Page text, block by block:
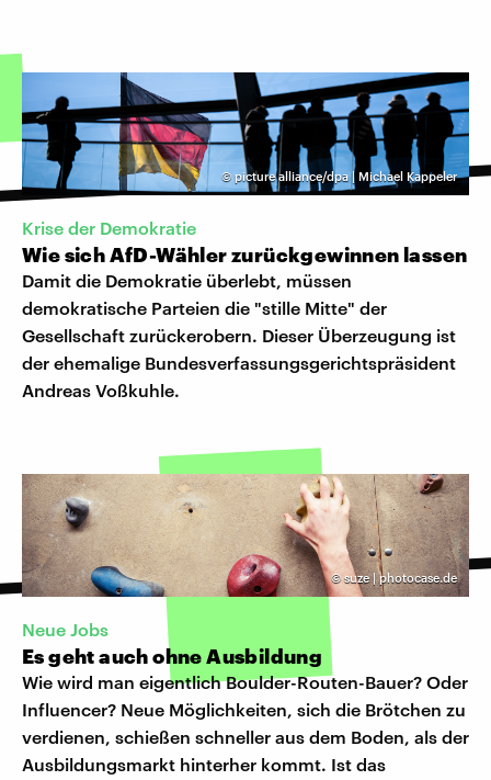
© picture alliance/dpa | Michael Kappeler
Krise der Demokratie
Wie sich AfD-Wähler zurückgewinnen lassen
Damit die Demokratie überlebt, müssen
demokratische Parteien die "stille Mitte" der
Gesellschaft zurückerobern. Dieser Überzeugung ist
der ehemalige Bundesverfassungsgerichtspräsident
Andreas Voßkuhle.
©suze | photocase.de
Neue Jobs
Es geht auch ohne Ausbildung
Wie wird man eigentlich Boulder-Routen-Bauer? Oder
Influencer? Neue Möglichkeiten, sich die Brötchen zu
verdienen, schießen schneller aus dem Boden, als der
Ausbildungsmarkt hinterher kommt. Ist das